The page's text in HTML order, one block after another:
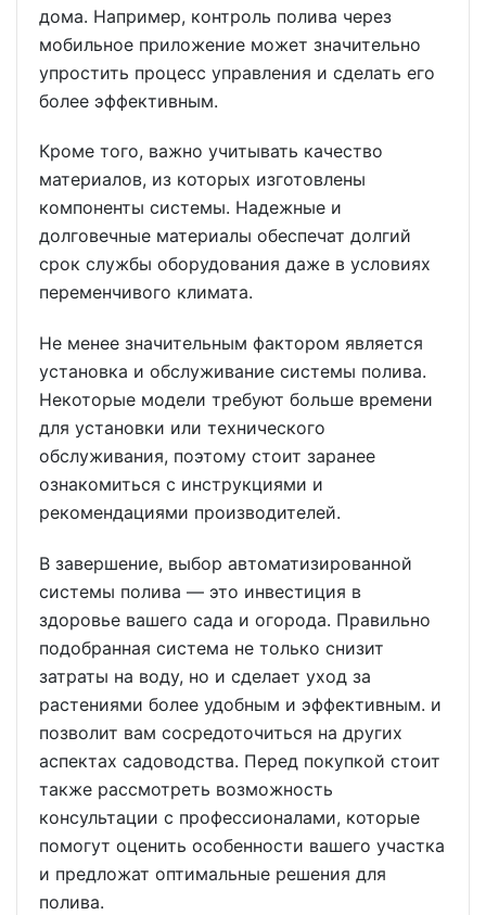
дома. Например, контроль полива через
мобильное приложение может значительно
упростить процесс управления и сделать его
более эффективным.
Кроме того, важно учитывать качество
материалов, из которых изготовлены
компоненты системы. Надежные и
долговечные материалы обеспечат долгий
срок службы оборудования даже в условиях
переменчивого климата.
Не менее значительным фактором является
установка и обслуживание системы полива.
Некоторые модели требуют больше времени
для установки или технического
обслуживания, поэтому стоит заранее
ознакомиться с инструкциями и
рекомендациями производителей.
В завершение, выбор автоматизированной
системы полива — это инвестиция в
здоровье вашего сада и огорода. Правильно
подобранная система не только снизит
затраты на воду, но и сделает уход за
растениями более удобным и эффективным. и
позволит вам сосредоточиться на других
аспектах садоводства. Перед покупкой стоит
также рассмотреть возможность
консультации с профессионалами, которые
помогут оценить особенности вашего участка
и предложат оптимальные решения для
полива.